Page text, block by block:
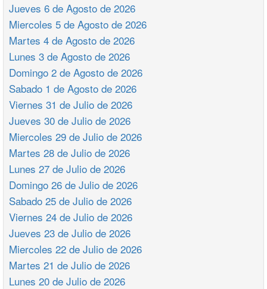
Jueves 6 de Agosto de 2026
Miercoles 5 de Agosto de 2026
Martes 4 de Agosto de 2026
Lunes 3 de Agosto de 2026
Domingo 2 de Agosto de 2026
Sabado 1 de Agosto de 2026
Viernes 31 de Julio de 2026
Jueves 30 de Julio de 2026
Miercoles 29 de Julio de 2026
Martes 28 de Julio de 2026
Lunes 27 de Julio de 2026
Domingo 26 de Julio de 2026
Sabado 25 de Julio de 2026
Viernes 24 de Julio de 2026
Jueves 23 de Julio de 2026
Miercoles 22 de Julio de 2026
Martes 21 de Julio de 2026
Lunes 20 de Julio de 2026